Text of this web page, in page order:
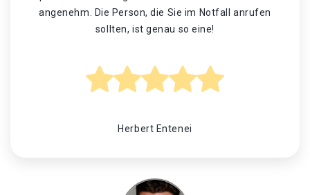
angenehm. Die Person, die Sie im Notfall anrufen
sollten, ist genau so eine!
Herbert Entenei